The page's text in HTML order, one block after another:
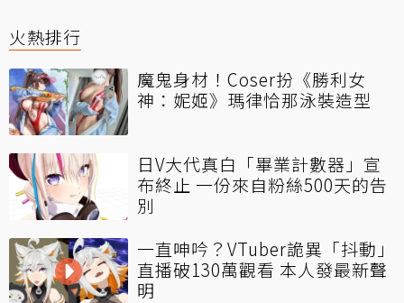
火熱排行
魔鬼身材！Coser扮《勝利女
神：妮姬》瑪律恰那泳裝造型
日V大代真白「畢業計數器」宣
布終止 一份來自粉絲500天的告
別
一直呻吟？VTuber詭異「抖動」
直播破130萬觀看 本人發最新聲
明